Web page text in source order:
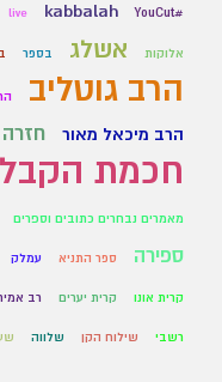
#YouCut
kabbalah
live
אלוקות אשלג בספר
הרב גוטליב
הרב מיכאל מאור
חכמת
מאמרים נבחרים כתובים וספרים
ספירה ספר התניא עמלק
קרית אונו קרית יערים רב
רשבי שילוח הקן שלווה